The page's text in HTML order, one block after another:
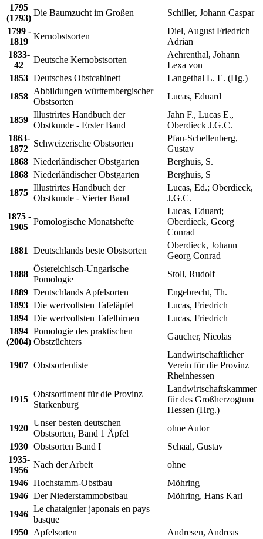
1795
(1793)
Die Baumzucht im Großen
Schiller, Johann Caspar
1799 -
1819
Kernobstsorten
Diel, August Friedrich
Adrian
1833-
42
Deutsche Kernobstsorten
Aehrenthal, Johann
Lexa von
1853 Deutsches Obstcabinett
Langethal L. E. (Hg.)
1858
Abbildungen württembergischer
Obstsorten
Lucas, Eduard
1859
Illustrirtes Handbuch der
Obstkunde - Erster Band
Jahn F., Lucas E.,
Oberdieck J.G.C.
1863-
1872
Schweizerische Obstsorten
Pfau-Schellenberg,
Gustav
1868 Niederländischer Obstgarten
Berghuis, S.
1868 Niederländischer Obstgarten
Berghuis, S
1875
Illustrirtes Handbuch der
Obstkunde - Vierter Band
Lucas, Ed.; Oberdieck,
J.G.C.
1875 -
1905
Pomologische Monatshefte
Lucas, Eduard;
Oberdieck, Georg
Conrad
1881
Deutschlands beste Obstsorten
Oberdieck, Johann
Georg Conrad
1888
Östereichisch-Ungarische
Pomologie
Stoll, Rudolf
1889 Deutschlands Apfelsorten
Engebrecht, Th.
1893 Die wertvollsten Tafeläpfel
Lucas, Friedrich
1894 Die wertvollsten Tafelbirnen
Lucas, Friedrich
1894
(2004)
Pomologie des praktischen
Obstzüchters
Gaucher, Nicolas
1907 Obstsortenliste
Landwirtschaftlicher
Verein für die Provinz
Rheinhessen
1915
Obstsortiment für die Provinz
Starkenburg
Landwirtschaftskammer
für des Großherzogtum
Hessen (Hrg.)
1920
Unser besten deutschen
Obstsorten, Band 1 Äpfel
ohne Autor
1930 Obstsorten Band I
Schaal, Gustav
1935-
1956
Nach der Arbeit
ohne
1946 Hochstamm-Obstbau
Möhring
1946 Der Niederstammobstbau
Möhring, Hans Karl
1946
Le chataignier japonais en pays
basque
1950 Apfelsorten
Andresen, Andreas